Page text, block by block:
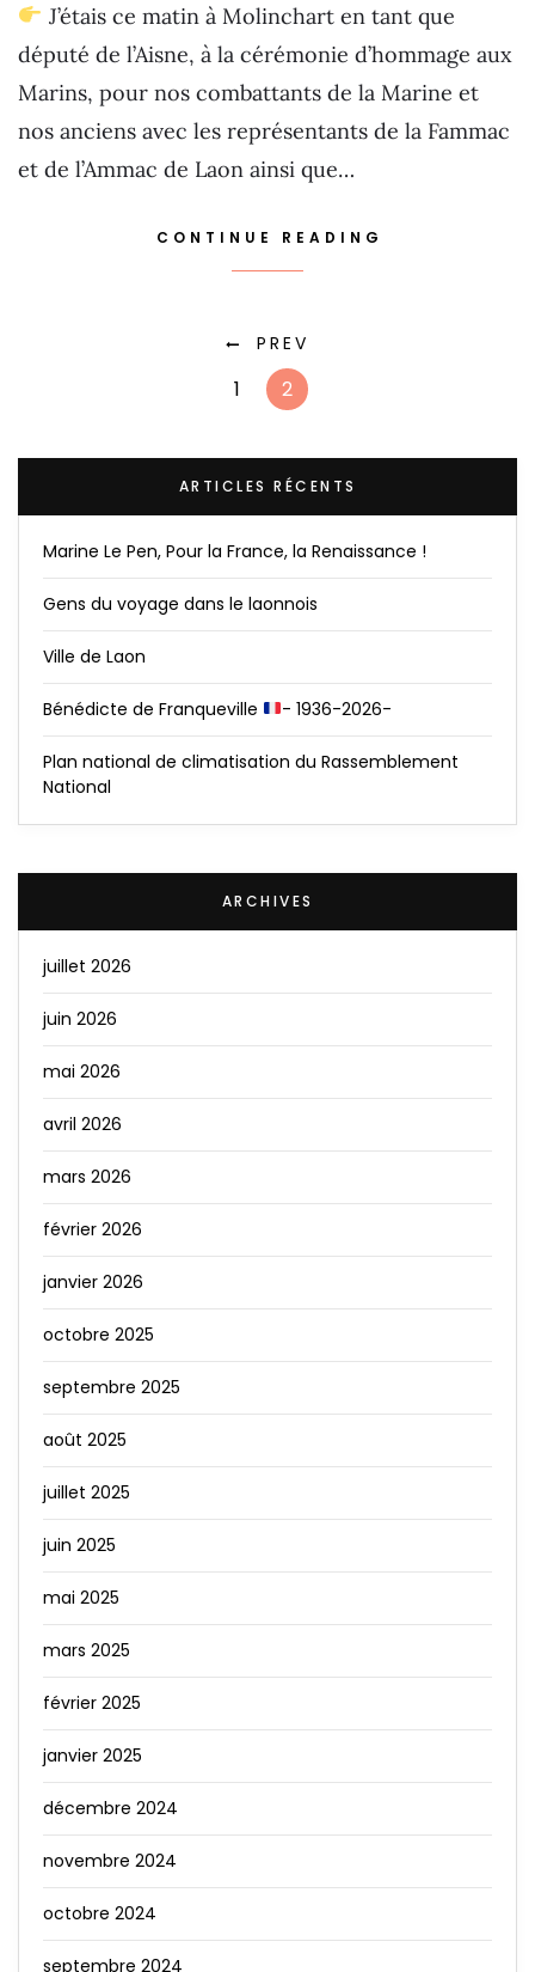
J’étais ce matin à Molinchart en tant que
député de l’Aisne, à la cérémonie d’hommage aux
Marins, pour nos combattants de la Marine et
nos anciens avec les représentants de la Fammac
et de l’Ammac de Laon ainsi que…
CONTINUE READING
PREV
1 2
ARTICLES RÉCENTS
Marine Le Pen, Pour la France, la Renaissance !
Gens du voyage dans le laonnois
Ville de Laon
Bénédicte de Franqueville - 1936-2026-
Plan national de climatisation du Rassemblement
National
ARCHIVES
juillet 2026
juin 2026
mai 2026
avril 2026
mars 2026
février 2026
janvier 2026
octobre 2025
septembre 2025
août 2025
juillet 2025
juin 2025
mai 2025
mars 2025
février 2025
janvier 2025
décembre 2024
novembre 2024
octobre 2024
septembre 2024